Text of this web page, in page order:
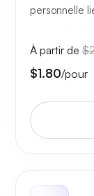
personnelle
À partir de
$1.80/pour